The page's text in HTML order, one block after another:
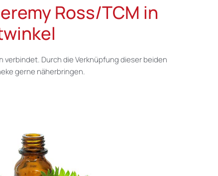
Ross/TCM in
Durch die Verknüpfung dieser beiden
gerne näherbringen.